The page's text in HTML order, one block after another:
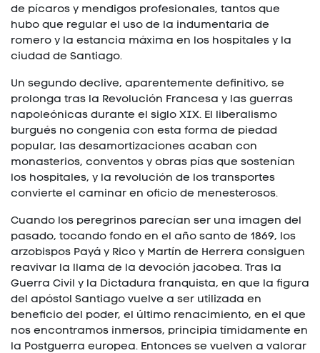
de pícaros y mendigos profesionales, tantos que
hubo que regular el uso de la indumentaria de
romero y la estancia máxima en los hospitales y la
ciudad de Santiago.
Un segundo declive, aparentemente definitivo, se
prolonga tras la Revolución Francesa y las guerras
napoleónicas durante el siglo XIX. El liberalismo
burgués no congenia con esta forma de piedad
popular, las desamortizaciones acaban con
monasterios, conventos y obras pías que sostenían
los hospitales, y la revolución de los transportes
convierte el caminar en oficio de menesterosos.
Cuando los peregrinos parecían ser una imagen del
pasado, tocando fondo en el año santo de 1869, los
arzobispos Payá y Rico y Martín de Herrera consiguen
reavivar la llama de la devoción jacobea. Tras la
Guerra Civil y la Dictadura franquista, en que la figura
del apóstol Santiago vuelve a ser utilizada en
beneficio del poder, el último renacimiento, en el que
nos encontramos inmersos, principia tímidamente en
la Postguerra europea. Entonces se vuelven a valorar